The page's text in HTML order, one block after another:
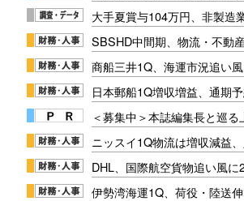
大手夏賞与104万円、非製造
SBSHD中間期、物流・不動
商船三井1Q、海運市況追い
日本郵船1Q増収増益、通期
＜募集中＞本誌編集長と巡
ニッスイ1Q物流は増収減益
DHL、国際航空貨物追い風
伊勢湾海運1Q、荷役・陸送